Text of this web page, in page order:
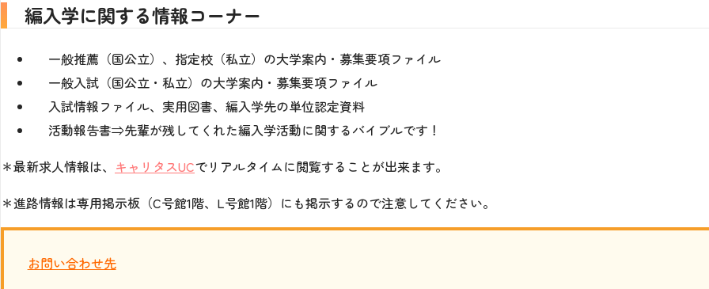
編入学に関する情報コーナー
一般推薦（国公立）、指定校（私立）の大学案内・募集要項ファイル
一般入試（国公立・私立）の大学案内・募集要項ファイル
入試情報ファイル、実用図書、編入学先の単位認定資料
活動報告書⇒先輩が残してくれた編入学活動に関するバイブルです！
＊最新求人情報は、 キャリタスUCでリアルタイムに閲覧することが出来ます。
＊進路情報は専用掲示板（C号館1階、L号館1階）にも掲示するので注意してください。
お問い合わせ先